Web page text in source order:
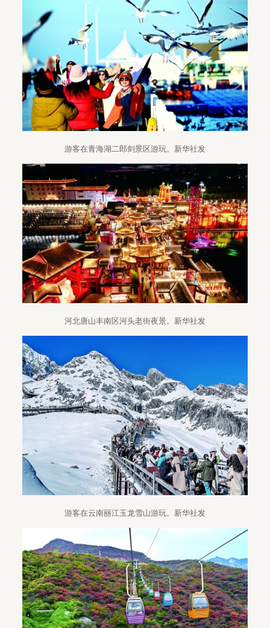
游客在青海湖二郎剑景区游玩。新华社发
河北唐山丰南区河头老街夜景。新华社发
游客在云南丽江玉龙雪山游玩。新华社发